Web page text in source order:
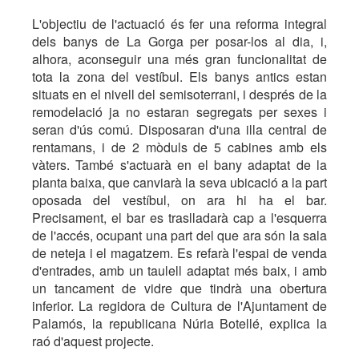
L'objectiu de l'actuació és fer una reforma integral
dels banys de La Gorga per posar-los al dia, i,
alhora, aconseguir una més gran funcionalitat de
tota la zona del vestíbul. Els banys antics estan
situats en el nivell del semisoterrani, i després de la
remodelació ja no estaran segregats per sexes i
seran d'ús comú. Disposaran d'una illa central de
rentamans, i de 2 mòduls de 5 cabines amb els
vàters. També s'actuarà en el bany adaptat de la
planta baixa, que canviarà la seva ubicació a la part
oposada del vestíbul, on ara hi ha el bar.
Precisament, el bar es traslladarà cap a l'esquerra
de l'accés, ocupant una part del que ara són la sala
de neteja i el magatzem. Es refarà l'espai de venda
d'entrades, amb un taulell adaptat més baix, i amb
un tancament de vidre que tindrà una obertura
inferior. La regidora de Cultura de l'Ajuntament de
Palamós, la republicana Núria Botellé, explica la
raó d'aquest projecte.